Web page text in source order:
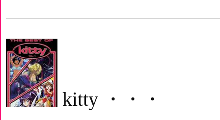
kitty ・・・